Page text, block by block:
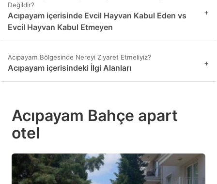
Değildir?
Acıpayam içerisinde Evcil Hayvan Kabul Eden vs
Evcil Hayvan Kabul Etmeyen
+
Acıpayam Bölgesinde Nereyi Ziyaret Etmeliyiz?
Acıpayam içerisindeki İlgi Alanları +
Acıpayam Bahçe apart
otel